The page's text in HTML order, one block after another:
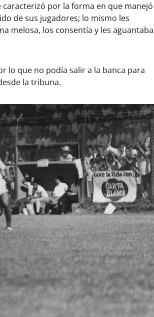
por la forma en que manejó
de sus jugadores; lo mismo les
melosa, los consentía y les aguantaba
lo que no podía salir a la banca para
la tribuna.